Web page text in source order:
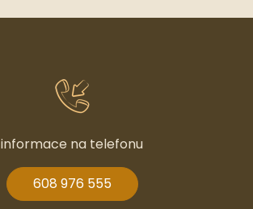
informace na telefonu
608 976 555